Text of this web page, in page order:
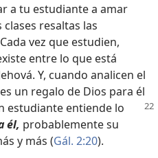
a tu estudiante a amar
clases resaltas las
vez que estudien,
entre lo que está
Y, cuando analicen el
un regalo de Dios para él
estudiante entiende lo
él, probablemente su
y más (Gál. 2:20).